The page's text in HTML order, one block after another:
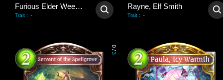
Furious Elder Weedman
Trait : -
Rayne, Elf Smith
Trait : -
0
/
3